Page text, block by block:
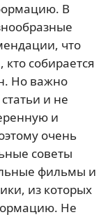
В
что
собирается
Но важно
и не
и
очень
советы
фильмы и
из которых
Не